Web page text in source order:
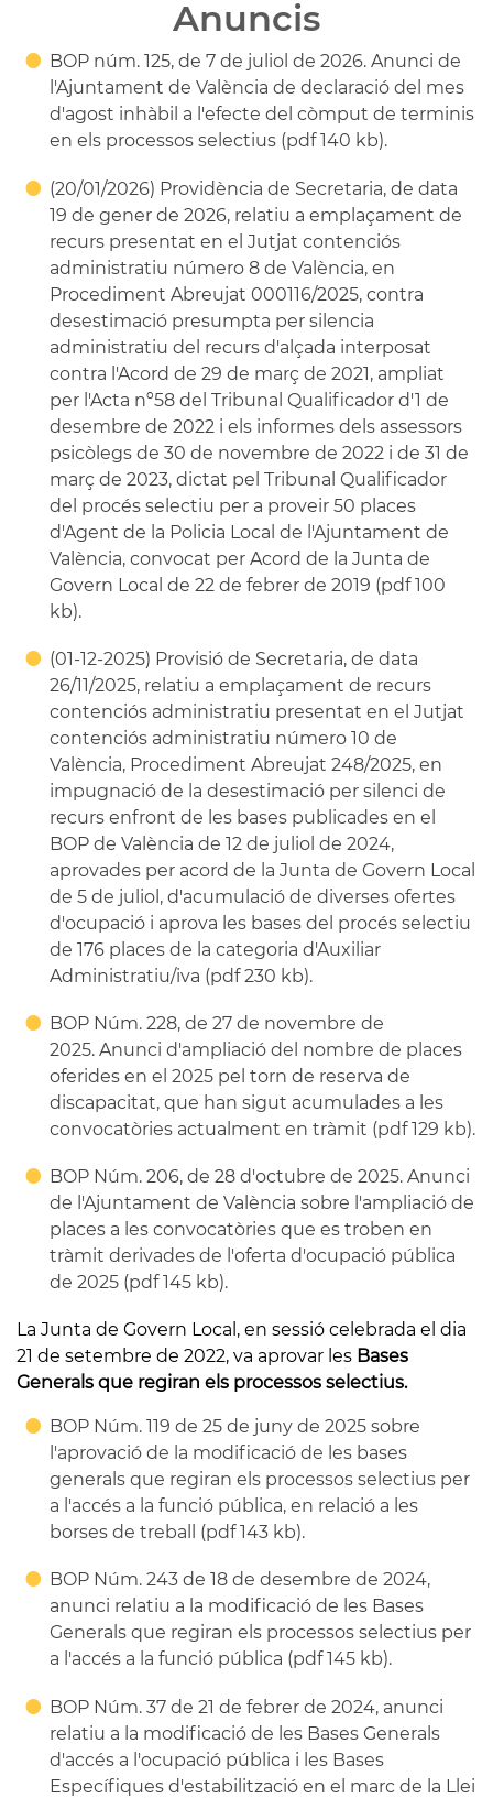
Anuncis
BOP núm. 125, de 7 de juliol de 2026. Anunci de
l'Ajuntament de València de declaració del mes
d'agost inhàbil a l'efecte del còmput de terminis
en els processos selectius (pdf 140 kb).
(20/01/2026) Providència de Secretaria, de data
19 de gener de 2026, relatiu a emplaçament de
recurs presentat en el Jutjat contenciós
administratiu número 8 de València, en
Procediment Abreujat 000116/2025, contra
desestimació presumpta per silencia
administratiu del recurs d'alçada interposat
contra l'Acord de 29 de març de 2021, ampliat
per l'Acta nº58 del Tribunal Qualificador d'1 de
desembre de 2022 i els informes dels assessors
psicòlegs de 30 de novembre de 2022 i de 31 de
març de 2023, dictat pel Tribunal Qualificador
del procés selectiu per a proveir 50 places
d'Agent de la Policia Local de l'Ajuntament de
València, convocat per Acord de la Junta de
Govern Local de 22 de febrer de 2019 (pdf 100
kb).
(01-12-2025) Provisió de Secretaria, de data
26/11/2025, relatiu a emplaçament de recurs
contenciós administratiu presentat en el Jutjat
contenciós administratiu número 10 de
València, Procediment Abreujat 248/2025, en
impugnació de la desestimació per silenci de
recurs enfront de les bases publicades en el
BOP de València de 12 de juliol de 2024,
aprovades per acord de la Junta de Govern Local
de 5 de juliol, d'acumulació de diverses ofertes
d'ocupació i aprova les bases del procés selectiu
de 176 places de la categoria d'Auxiliar
Administratiu/iva (pdf 230 kb).
BOP Núm. 228, de 27 de novembre de
2025. Anunci d'ampliació del nombre de places
oferides en el 2025 pel torn de reserva de
discapacitat, que han sigut acumulades a les
convocatòries actualment en tràmit (pdf 129 kb).
BOP Núm. 206, de 28 d'octubre de 2025. Anunci
de l'Ajuntament de València sobre l'ampliació de
places a les convocatòries que es troben en
tràmit derivades de l'oferta d'ocupació pública
de 2025 (pdf 145 kb).
La Junta de Govern Local, en sessió celebrada el dia
21 de setembre de 2022, va aprovar les Bases
Generals que regiran els processos selectius.
BOP Núm. 119 de 25 de juny de 2025 sobre
l'aprovació de la modificació de les bases
generals que regiran els processos selectius per
a l'accés a la funció pública, en relació a les
borses de treball (pdf 143 kb).
BOP Núm. 243 de 18 de desembre de 2024,
anunci relatiu a la modificació de les Bases
Generals que regiran els processos selectius per
a l'accés a la funció pública (pdf 145 kb).
BOP Núm. 37 de 21 de febrer de 2024, anunci
relatiu a la modificació de les Bases Generals
d'accés a l'ocupació pública i les Bases
Específiques d'estabilització en el marc de la Llei